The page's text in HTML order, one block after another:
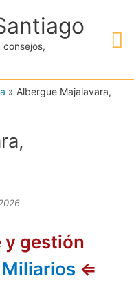
consejos,
» Albergue Majalavara,
y gestión
⇐